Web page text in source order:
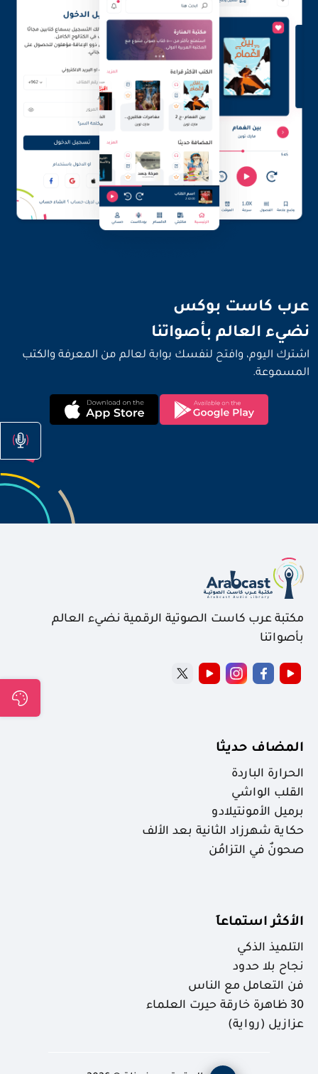
عرب كاست بوكس
نضيء العالم بأصواتنا
اشترك اليوم، وافتح لنفسك بوابة لعالم من المعرفة والكتب
المسموعة.
مكتبة عرب كاست الصوتية الرقمية نضيء العالم
بأصواتنا
المضاف حديثا
الحرارة الباردة
القلب الواشي
برميل الأمونتيلادو
حكاية شهرزاد الثانية بعد الألف
صحونٌ في التزامُن
الأكثر استماعاَ
التلميذ الذكي
نجاح بلا حدود
فن التعامل مع الناس
30 ظاهرة خارقة حيرت العلماء
عزازيل (رواية)